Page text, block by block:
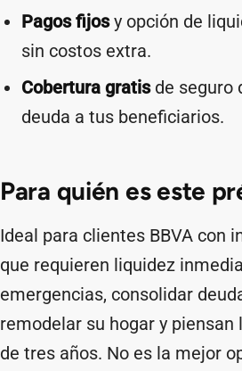
Pagos fijosy opción de
sin costos extra.
Cobertura gratisde seguro
deuda a tus beneficiarios.
Para quién es este
Ideal para clientes BBVA con
que requieren liquidez
emergencias, consolidar
remodelar su hogar y
de tres años. No es la mejor